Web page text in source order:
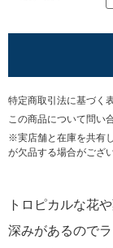
特定商取引法に基づく
この商品について問い
※実店舗と在庫を共有
が欠品する場合がござ
トロピカルな花
深みがあるので